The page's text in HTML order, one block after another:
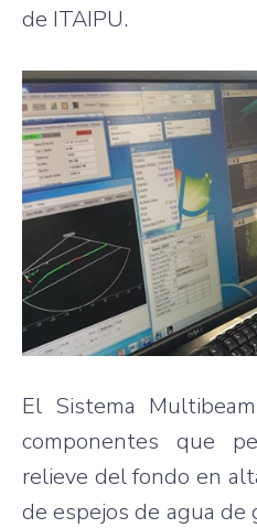
de ITAIPU.
El Sistema
componentes que
relieve del fondo en
de espejos de agua de